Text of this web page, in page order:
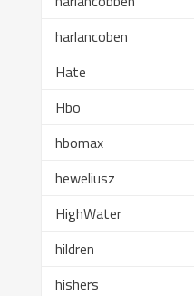
harlancoben
Hate
Hbo
hbomax
heweliusz
HighWater
hildren
hishers